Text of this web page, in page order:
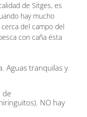
de Sitges, es
hay mucho
del campo del
con caña ésta
Aguas tranquilas y
de
NO hay